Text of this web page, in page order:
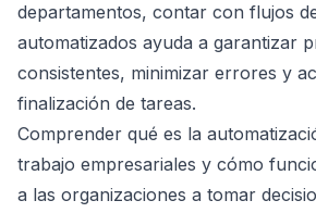
departamentos, contar con flujos
automatizados ayuda a garantizar
consistentes, minimizar errores y
finalización de tareas.
Comprender qué es la
trabajo empresariales y cómo
a las organizaciones a tomar